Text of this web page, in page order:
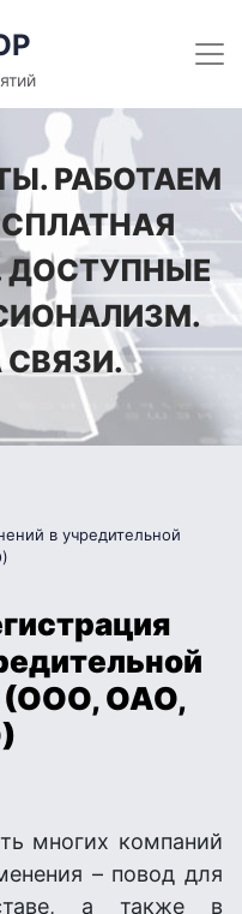
РАБОТАЕМ
ДОСТУПНЫЕ
СВЯЗИ.
в учредительной
(ООО, ОАО,
многих компаний
– повод для
а также в